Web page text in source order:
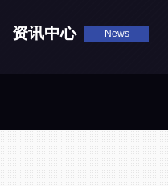
资讯中心 News